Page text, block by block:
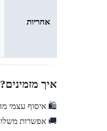
אחריות
איך מזמינים?
🛍️ איסוף עצמי
🚚 אפשרות